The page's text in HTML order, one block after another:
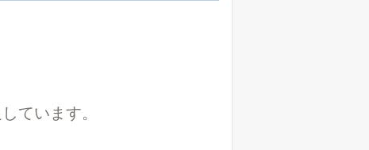
ています。